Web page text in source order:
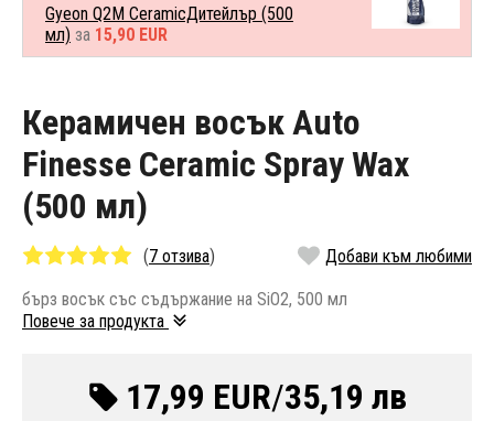
Керамичен восък Auto
Finesse Ceramic Spray Wax
(500 мл)
(7 отзива) Добави към любими
бърз восък със съдържание на SiO2, 500 мл
Повече за продукта
17,99 EUR/35,19 лв
Gyeon Q2M CeramicДитейлър (500
мл) за 15,90 EUR